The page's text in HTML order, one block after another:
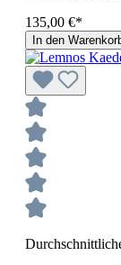
135,00 €*
In den